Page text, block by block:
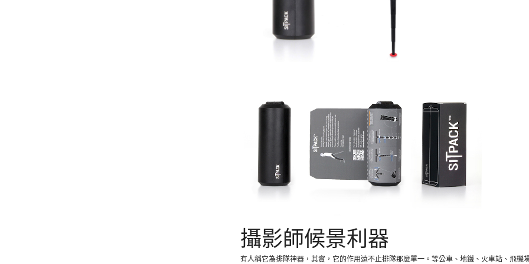
攝影師候景利器
有人稱它為排隊神器，其實，它的作用遠不止排隊那麼單一。等公車、地鐵、火車站、飛機